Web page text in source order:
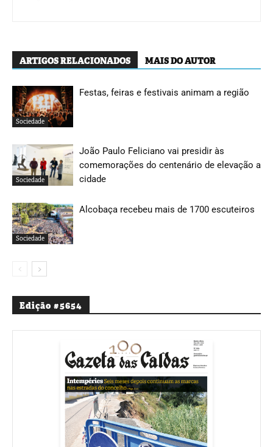
ARTIGOS RELACIONADOS MAIS DO AUTOR
Sociedade
Festas, feiras e festivais animam a região
Sociedade
João Paulo Feliciano vai presidir às
comemorações do centenário de elevação a
cidade
Sociedade
Alcobaça recebeu mais de 1700 escuteiros
Edição #5654